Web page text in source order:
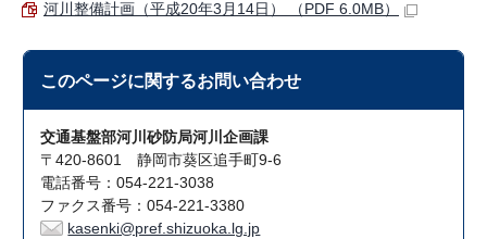
河川整備計画（平成20年3月14日） （PDF 6.0MB）
このページに関するお問い合わせ
交通基盤部河川砂防局河川企画課
〒420-8601 静岡市葵区追手町9-6
電話番号：054-221-3038
ファクス番号：054-221-3380
kasenki@pref.shizuoka.lg.jp